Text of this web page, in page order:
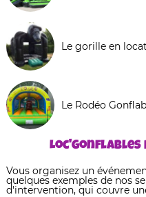
Le gorille en
Le Rodéo
Loc'Gonflables
Vous organisez un
quelques exemples de nos
d'intervention, qui couvre